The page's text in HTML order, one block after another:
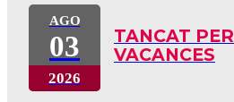
TANCAT PER
VACANCES
03
AGO
2026